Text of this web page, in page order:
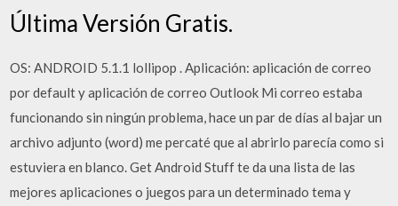
Última Versión Gratis.
OS: ANDROID 5.1.1 lollipop . Aplicación: aplicación de correo
por default y aplicación de correo Outlook Mi correo estaba
funcionando sin ningún problema, hace un par de días al bajar un
archivo adjunto (word) me percaté que al abrirlo parecía como si
estuviera en blanco. Get Android Stuff te da una lista de las
mejores aplicaciones o juegos para un determinado tema y